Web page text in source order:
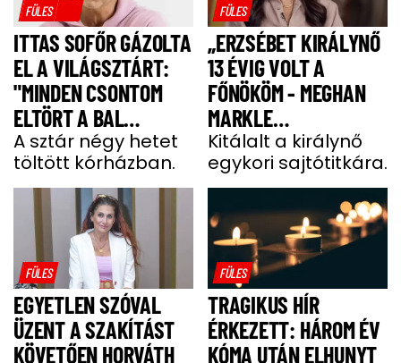
FÜLES
ITTAS SOFŐR GÁZOLTA
EL A VILÁGSZTÁRT:
"MINDEN CSONTOM
ELTÖRT A BAL
OLDALAMON"
A sztár négy hetet
töltött kórházban.
FÜLES
„ERZSÉBET KIRÁLYNŐ
13 ÉVIG VOLT A
FŐNÖKÖM - MEGHAN
MARKLE
MEGJEGYZÉSE
MEGDÖBBENTETT”
Kitálalt a királynő
egykori sajtótitkára.
FÜLES
EGYETLEN SZÓVAL
ÜZENT A SZAKÍTÁST
KÖVETŐEN HORVÁTH
FÜLES
TRAGIKUS HÍR
ÉRKEZETT: HÁROM ÉV
KÓMA UTÁN ELHUNYT